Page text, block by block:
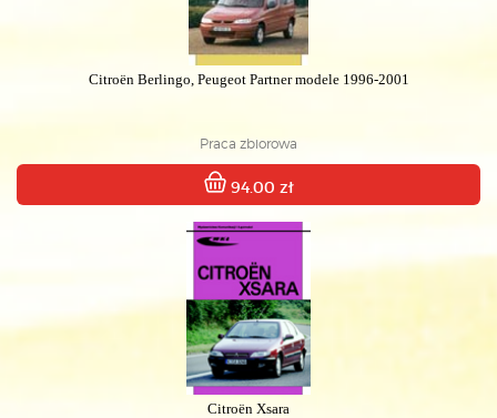
Citroën Berlingo, Peugeot Partner modele 1996-2001
Praca zbiorowa
94.00 zł
Citroën Xsara